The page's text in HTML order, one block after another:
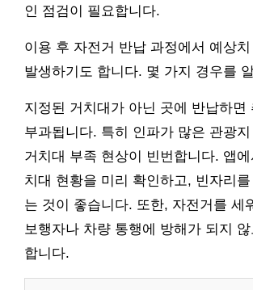
인 점검이 필요합니다.
이용 후 자전거 반납 과정에서 예상
발생하기도 합니다. 몇 가지 경우를
지정된 거치대가 아닌 곳에 반납하면
부과됩니다. 특히 인파가 많은 관광
거치대 부족 현상이 빈번합니다. 앱에
치대 현황을 미리 확인하고, 빈자리
는 것이 좋습니다. 또한, 자전거를 세
보행자나 차량 통행에 방해가 되지
합니다.